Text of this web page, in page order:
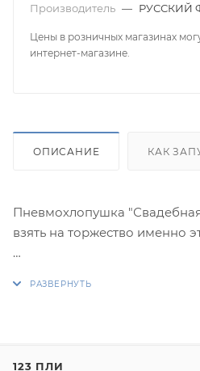
Производитель — РУССКИЙ
Цены в розничных магазинах
интернет-магазине.
ОПИСАНИЕ КАК
Пневмохлопушка
взять на торжество именно
123 ПЛИ